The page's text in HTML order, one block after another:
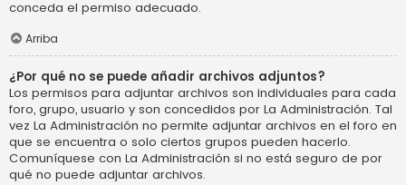
conceda el permiso adecuado.
Arriba
¿Por qué no se puede añadir archivos adjuntos?
Los permisos para adjuntar archivos son individuales para cada
foro, grupo, usuario y son concedidos por La Administración. Tal
vez La Administración no permite adjuntar archivos en el foro en
que se encuentra o solo ciertos grupos pueden hacerlo.
Comuníquese con La Administración si no está seguro de por
qué no puede adjuntar archivos.